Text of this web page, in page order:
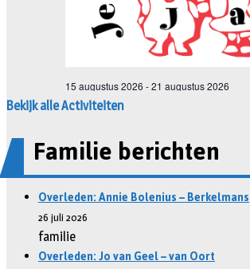
Bekijk alle Activiteiten
Familie berichten
Overleden: Annie Bolenius – Berkelmans
26 juli 2026
familie
Overleden: Jo van Geel – van Oort